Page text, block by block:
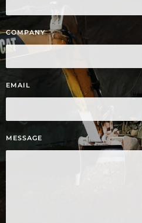
COMPANY
EMAIL
MESSAGE